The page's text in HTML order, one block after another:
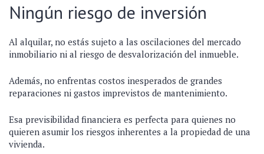
Ningún riesgo de inversión
Al alquilar, no estás sujeto a las oscilaciones del mercado
inmobiliario ni al riesgo de desvalorización del inmueble.
Además, no enfrentas costos inesperados de grandes
reparaciones ni gastos imprevistos de mantenimiento.
Esa previsibilidad financiera es perfecta para quienes no
quieren asumir los riesgos inherentes a la propiedad de una
vivienda.